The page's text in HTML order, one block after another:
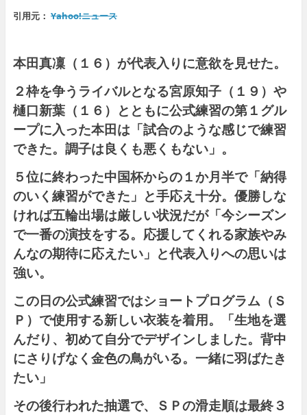
引用元： Yahoo!ニュース
本田真凜（１６）が代表入りに意欲を見せた。
２枠を争うライバルとなる宮原知子（１９）や
樋口新葉（１６）とともに公式練習の第１グル
ープに入った本田は「試合のような感じで練習
できた。調子は良くも悪くもない」。
５位に終わった中国杯からの１か月半で「納得
のいく練習ができた」と手応え十分。優勝しな
ければ五輪出場は厳しい状況だが「今シーズン
で一番の演技をする。応援してくれる家族やみ
んなの期待に応えたい」と代表入りへの思いは
強い。
この日の公式練習ではショートプログラム（Ｓ
Ｐ）で使用する新しい衣装を着用。「生地を選
んだり、初めて自分でデザインしました。背中
にさりげなく金色の鳥がいる。一緒に羽ばたき
たい」
その後行われた抽選で、ＳＰの滑走順は最終３